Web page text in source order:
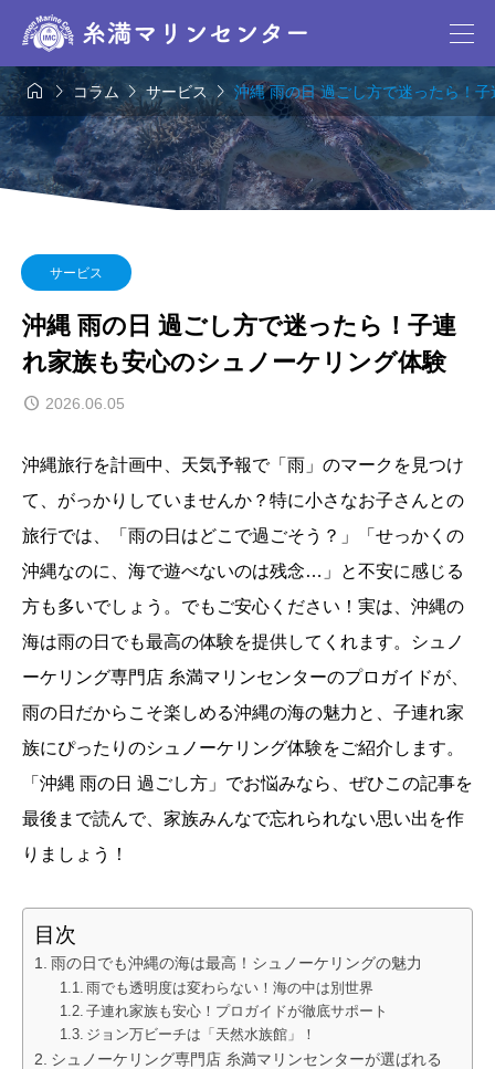
コラム サービス沖縄 雨の日 過ごし方で迷ったら！
サービス
沖縄 雨の日 過ごし方で迷ったら！子連
れ家族も安心のシュノーケリング体験
2026.06.05
沖縄旅行を計画中、天気予報で「雨」のマークを見つけ
て、がっかりしていませんか？特に小さなお子さんとの
旅行では、「雨の日はどこで過ごそう？」「せっかくの
沖縄なのに、海で遊べないのは残念…」と不安に感じる
方も多いでしょう。でもご安心ください！実は、沖縄の
海は雨の日でも最高の体験を提供してくれます。シュノ
ーケリング専門店 糸満マリンセンターのプロガイドが、
雨の日だからこそ楽しめる沖縄の海の魅力と、子連れ家
族にぴったりのシュノーケリング体験をご紹介します。
「沖縄 雨の日 過ごし方」でお悩みなら、ぜひこの記事を
最後まで読んで、家族みんなで忘れられない思い出を作
りましょう！
目次
雨の日でも沖縄の海は最高！シュノーケリングの魅力
雨でも透明度は変わらない！海の中は別世界
子連れ家族も安心！プロガイドが徹底サポート
ジョン万ビーチは「天然水族館」！
シュノーケリング専門店 糸満マリンセンターが選ばれる